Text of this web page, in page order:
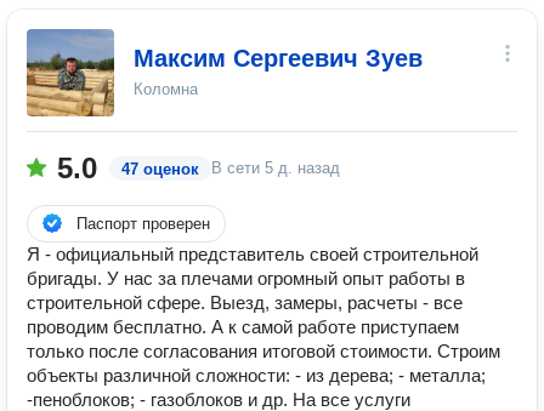
Максим Сергеевич Зуев
Коломна
5.0 47 оценок В сети 5 д. назад
Паспорт проверен
Я - официальный представитель своей строительной
бригады. У нас за плечами огромный опыт работы в
строительной сфере. Выезд, замеры, расчеты - все
проводим бесплатно. А к самой работе приступаем
только после согласования итоговой стоимости. Строим
объекты различной сложности: - из дерева; - металла;
-пеноблоков; - газоблоков и др. На все услуги